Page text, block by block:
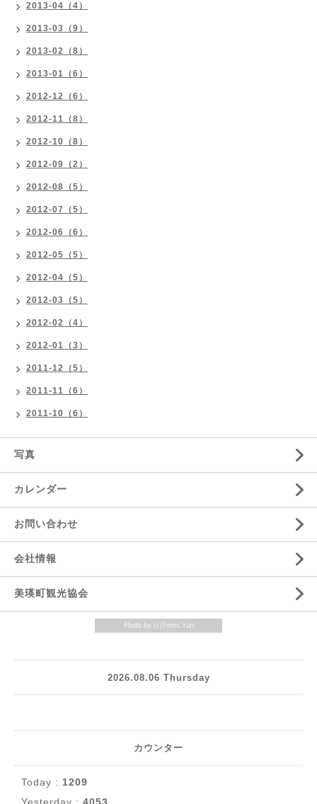
2013-04（4）
2013-03（9）
2013-02（8）
2013-01（6）
2012-12（6）
2012-11（8）
2012-10（8）
2012-09（2）
2012-08（5）
2012-07（5）
2012-06（6）
2012-05（5）
2012-04（5）
2012-03（5）
2012-02（4）
2012-01（3）
2011-12（5）
2011-11（6）
2011-10（6）
写真
カレンダー
お問い合わせ
会社情報
美瑛町観光協会
2026.08.06 Thursday
カウンター
Today : 1209